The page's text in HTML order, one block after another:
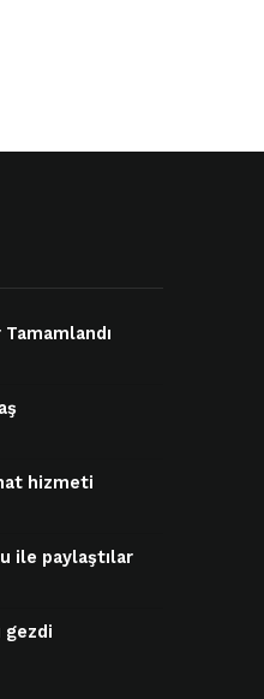
Tamamlandı
hizmeti
ile paylaştılar
gezdi